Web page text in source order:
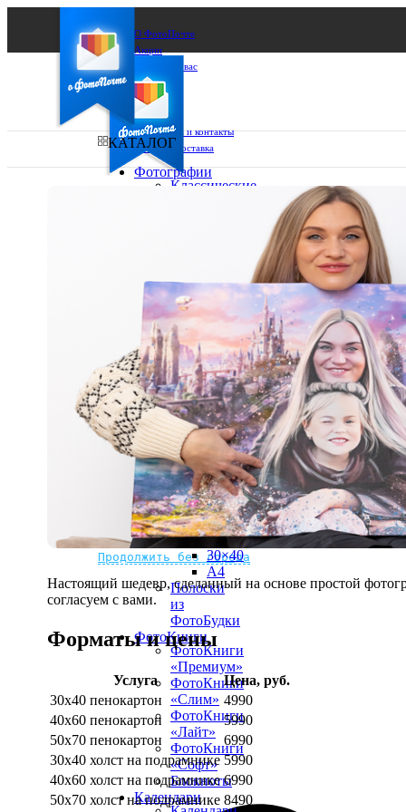
О ФотоПочте
Акции
Сделаем за вас
Бизнесу
FAQ
Франшиза
Поддержка и контакты
Оплата и доставка
Не нашли Ваш город?
Мы доставляем по всему миру
Продолжить без города
КАТАЛОГ
Фотографии
Классические
15х20
20х20
20х30
30х40
А4
Фото
в
рамке
10х10
10×15
13×18
15×15
15×20
20×20
20×30
30×30
30×40
A4
Полоски
из
ФотоБудки
ФотоКниги
ФотоКниги
«Премиум»
ФотоКниги
«Слим»
ФотоКниги
«Лайт»
ФотоКниги
«Софт»
Блокноты
Календари
Настоящий шедевр, сделанный на основе простой
согласуем с вами.
Форматы и цены
Услуга
Цена, руб.
30х40 пенокартон
4990
40х60 пенокартон
5990
50х70 пенокартон
6990
30х40 холст на подрамнике 5990
40х60 холст на подрамнике 6990
50х70 холст на подрамнике 8490